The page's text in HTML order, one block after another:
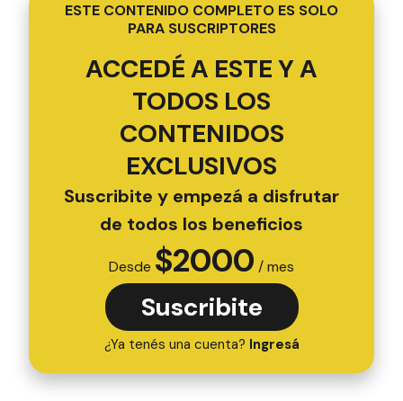
ESTE CONTENIDO COMPLETO ES SOLO
PARA SUSCRIPTORES
ACCEDÉ A ESTE Y A
TODOS LOS
CONTENIDOS
EXCLUSIVOS
Suscribite y empezá a disfrutar
de todos los beneficios
Desde $2000 / mes
Suscribite
¿Ya tenés una cuenta? Ingresá